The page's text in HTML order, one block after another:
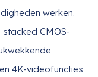
werken.
CMOS-
4K-videofuncties